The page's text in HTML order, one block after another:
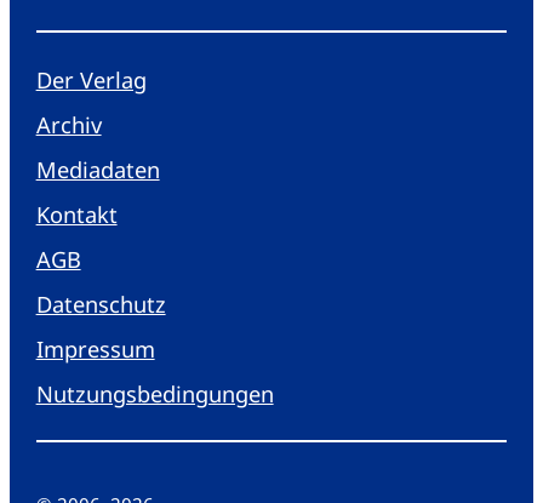
Der Verlag
Archiv
Mediadaten
Kontakt
AGB
Datenschutz
Impressum
Nutzungsbedingungen